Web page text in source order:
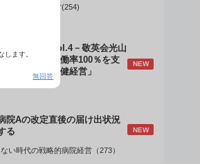
読み解く病院経営(254)
のデザインVol.4－敬英会光山
「驚異の稼働率100％を支
客目線』の老健経営」
NEW
院Aの改定直後の届け出状況
る
NEW
い時代の戦略的病院経営（273）
ます。
無回答